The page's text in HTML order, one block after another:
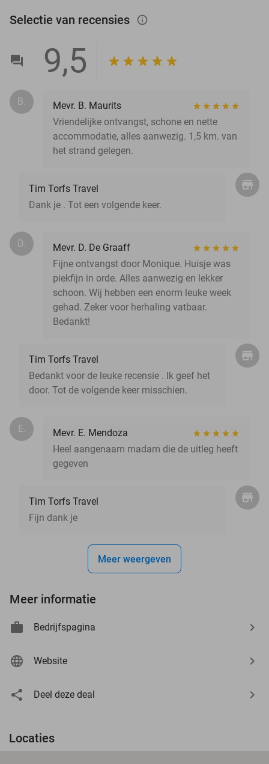
Selectie van recensies info_outlined
9,5
B.
Mevr. B. Maurits
Vriendelijke ontvangst, schone en nette
accommodatie, alles aanwezig. 1,5 km. van
het strand gelegen.
Tim Torfs Travel
Dank je . Tot een volgende keer.
D.
Mevr. D. De Graaff
Fijne ontvangst door Monique. Huisje was
piekfijn in orde. Alles aanwezig en lekker
schoon. Wij hebben een enorm leuke week
gehad. Zeker voor herhaling vatbaar.
Bedankt!
Tim Torfs Travel
Bedankt voor de leuke recensie . Ik geef het
door. Tot de volgende keer misschien.
E.
Mevr. E. Mendoza
Heel aangenaam madam die de uitleg heeft
gegeven
Tim Torfs Travel
Fijn dank je
Meer weergeven
Meer informatie
Bedrijfspagina
Website
Deel deze deal
Locaties